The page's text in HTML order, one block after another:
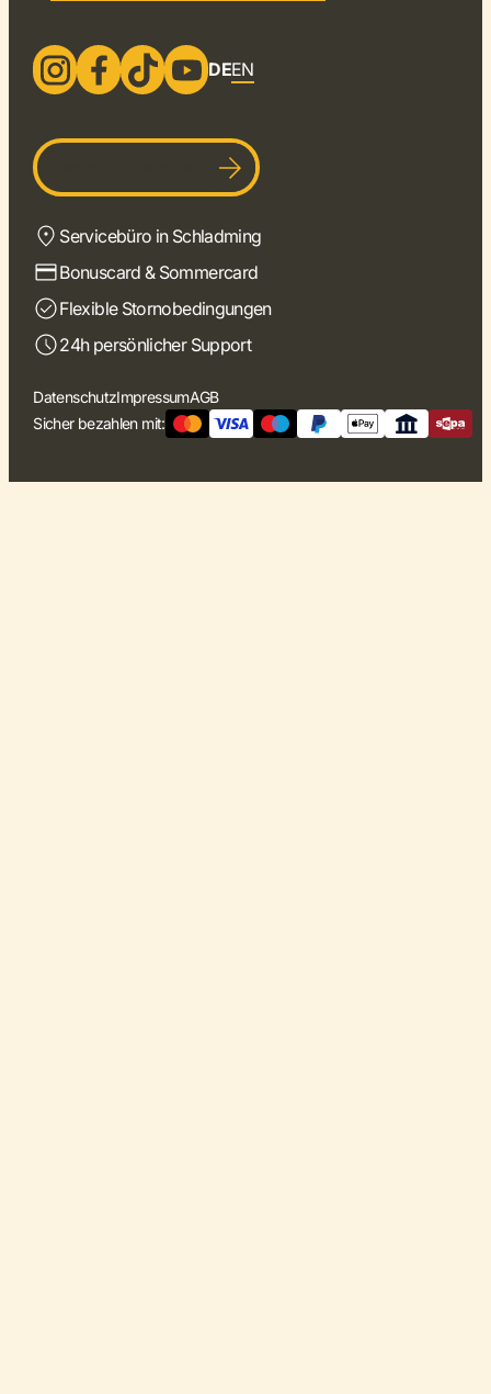
DEEN
Servicebüro in Schladming
Bonuscard & Sommercard
Flexible Stornobedingungen
24h persönlicher Support
DatenschutzImpressumAGB
Sicher bezahlen mit: